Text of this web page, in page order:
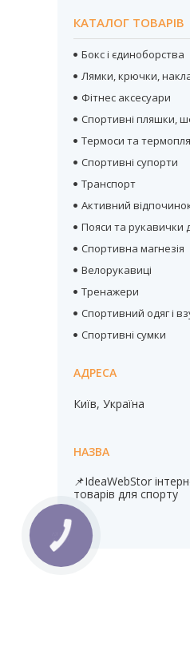
КАТАЛОГ ТОВАРІВ
Бокс і єдиноборства
Лямки, крючки,
Фітнес аксесуари
Спортивні пляшки,
Термоси та
Спортивні супорти
Транспорт
Активний
Пояси та рукавички
Спортивна магнезія
Велорукавиці
Тренажери
Спортивний одяг і
Спортивні сумки
Київ, Україна
📌IdeaWebStor
товарів для спорту
КНОПКА
ЗВ'ЯЗКУ